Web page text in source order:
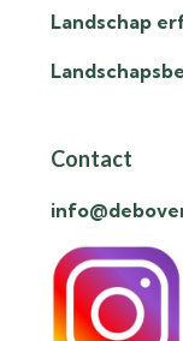
Landschap
Contact